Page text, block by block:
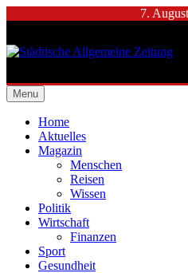
7.
Städtische
Zeitung
Menu
Home
Aktuelles
Magazin
Menschen
Reisen
Wissen
Politik
Wirtschaft
Finanzen
Sport
Gesundheit